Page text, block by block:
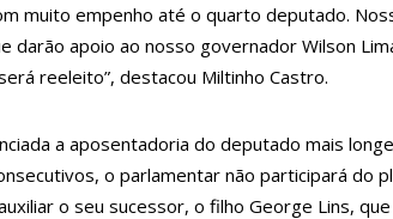
put*! Nojento!”
14:52
Procon-AM orienta população que Lei do
11:59 Empresário ‘Passarão’, dono do porto
muito empenho até o quarto deputado.
darão apoio ao nosso governador Wilson
reeleito”, destacou Miltinho Castro.
a aposentadoria do deputado mais
o parlamentar não participará do
o seu sucessor, o filho George Lins,